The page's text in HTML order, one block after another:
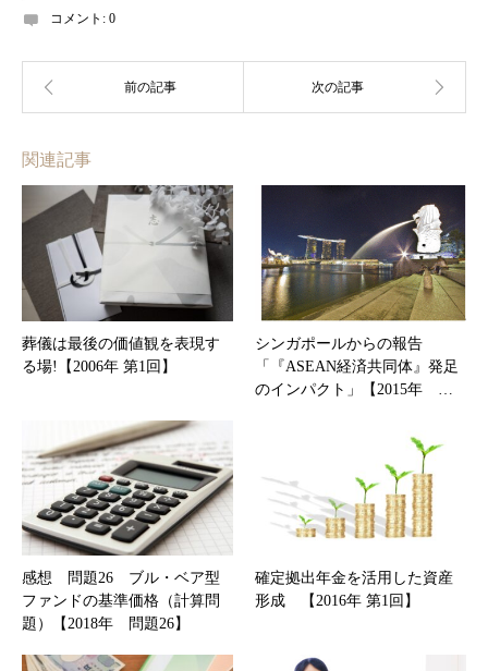
コメント: 0
関連記事
葬儀は最後の価値観を表現す
る場!【2006年 第1回】
シンガポールからの報告
「『ASEAN経済共同体』発足
のインパクト」【2015年 …
感想 問題26 ブル・ベア型
ファンドの基準価格（計算問
題）【2018年 問題26】
確定拠出年金を活用した資産
形成 【2016年 第1回】